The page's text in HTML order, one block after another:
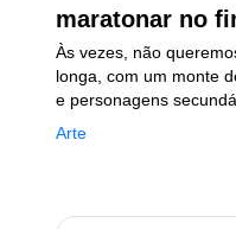
maratonar no
Arte
Às vezes, não
longa, com um monte
e personagens
mais os projetos de
lançados no formato
até o sono desaparece.